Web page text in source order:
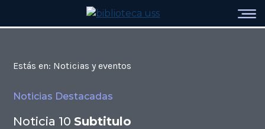
Estás en: Noticias y eventos
Noticias Destacadas
Noticia 10 Subtitulo